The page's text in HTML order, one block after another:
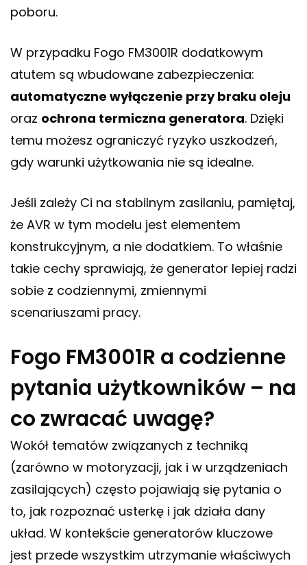
poboru.
W przypadku Fogo FM3001R dodatkowym
atutem są wbudowane zabezpieczenia:
automatyczne wyłączenie przy braku oleju
oraz ochrona termiczna generatora. Dzięki
temu możesz ograniczyć ryzyko uszkodzeń,
gdy warunki użytkowania nie są idealne.
Jeśli zależy Ci na stabilnym zasilaniu, pamiętaj,
że AVR w tym modelu jest elementem
konstrukcyjnym, a nie dodatkiem. To właśnie
takie cechy sprawiają, że generator lepiej radzi
sobie z codziennymi, zmiennymi
scenariuszami pracy.
Fogo FM3001R a codzienne
pytania użytkowników – na
co zwracać uwagę?
Wokół tematów związanych z techniką
(zarówno w motoryzacji, jak i w urządzeniach
zasilających) często pojawiają się pytania o
to, jak rozpoznać usterkę i jak działa dany
układ. W kontekście generatorów kluczowe
jest przede wszystkim utrzymanie właściwych